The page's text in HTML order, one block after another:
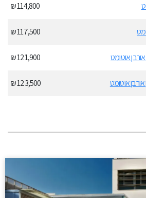
114,800 ₪
117,500 ₪
121,900 ₪
123,500 ₪